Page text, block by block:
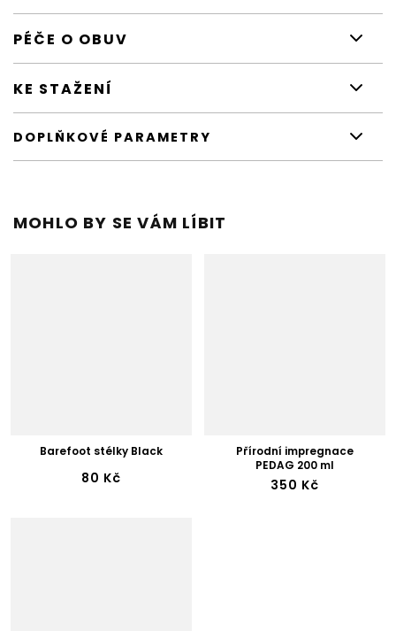
PÉČE O OBUV
KE STAŽENÍ
DOPLŇKOVÉ PARAMETRY
MOHLO BY SE VÁM LÍBIT
Barefoot stélky Black
80 Kč
Přírodní impregnace
PEDAG 200 ml
350 Kč